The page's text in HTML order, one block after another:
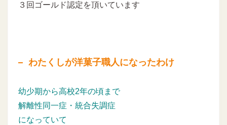
３回ゴールド認定を頂いています
わたくしが洋菓子職人になったわけ
幼少期から高校2年の頃まで
解離性同一症・統合失調症
になっていて